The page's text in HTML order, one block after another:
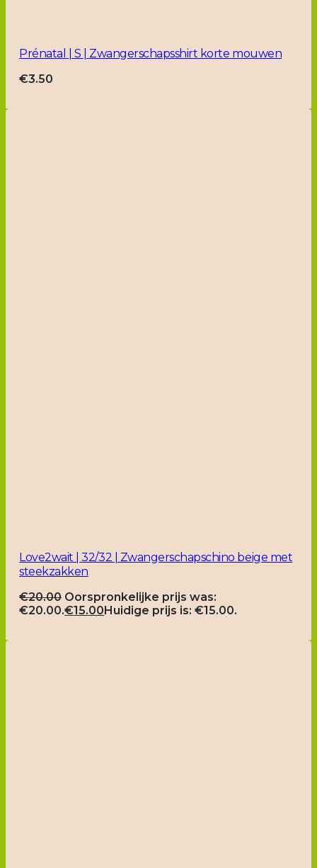
Prénatal | S | Zwangerschapsshirt korte mouwen
€3.50
Love2wait | 32/32 | Zwangerschapschino beige met
steekzakken
€20.00 Oorspronkelijke prijs was:
€20.00.€15.00Huidige prijs is: €15.00.